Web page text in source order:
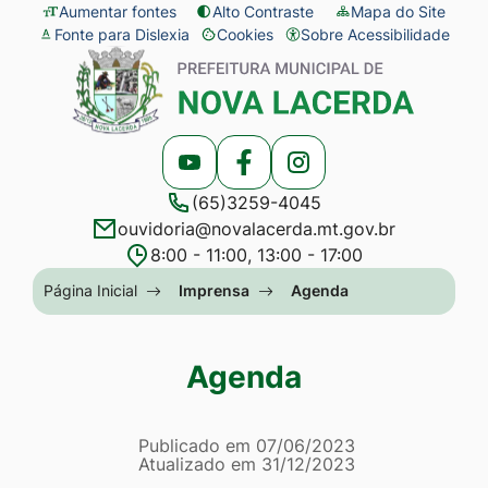
Seção
de
atalhos
acessibilidade
Ir
para
conteúdo
menu
[alt+2]
Aumentar fontes Alto Contraste
Mapa do Site
Fonte para Dislexia
Cookies
Abrir
preferências
de
cookies
Sobre Acessibilidade
Seção
menu
Acessar
a
Rede
Social
Youtube
Acessar
a
Rede
Social
Facebook
Acessar
a
Rede
Social
Instagram
(65)3259-4045
ouvidoria@novalacerda.mt.gov.br
8:00 - 11:00, 13:00 - 17:00
Seção
do
Página Inicial Imprensa Agenda
Agenda
Página Agenda
Informações
Publicado em 07/06/2023
Atualizado em 31/12/2023